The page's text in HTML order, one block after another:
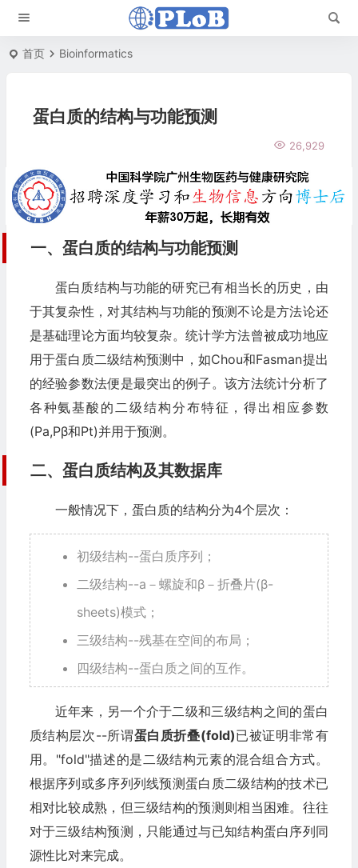
首页 Bioinformatics
蛋白质的结构与功能预测
26,929
一、蛋白质的结构与功能预测
蛋白质结构与功能的研究已有相当长的历史，由
于其复杂性，对其结构与功能的预测不论是方法论还
是基础理论方面均较复杂。统计学方法曾被成功地应
用于蛋白质二级结构预测中，如Chou和Fasman提出
的经验参数法便是最突出的例子。该方法统计分析了
各种氨基酸的二级结构分布特征，得出相应参数
(Pа,Pβ和Pt)并用于预测。
二、蛋白质结构及其数据库
一般情况下，蛋白质的结构分为4个层次：
初级结构--蛋白质序列；
二级结构--а－螺旋和β－折叠片(β-
sheets)模式；
三级结构--残基在空间的布局；
四级结构--蛋白质之间的互作。
近年来，另一个介于二级和三级结构之间的蛋白
质结构层次--所谓蛋白质折叠(fold)已被证明非常有
用。"fold"描述的是二级结构元素的混合组合方式。
根据序列或多序列列线预测蛋白质二级结构的技术已
相对比较成熟，但三级结构的预测则相当困难。往往
对于三级结构预测，只能通过与已知结构蛋白序列同
源性比对来完成。